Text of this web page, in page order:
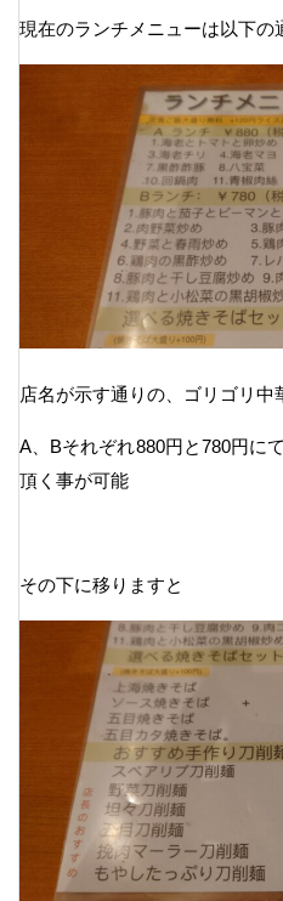
現在のランチメニューは以下の
店名が示す通りの、ゴリゴリ中
A、Bそれぞれ880円と780円に
頂く事が可能
その下に移りますと